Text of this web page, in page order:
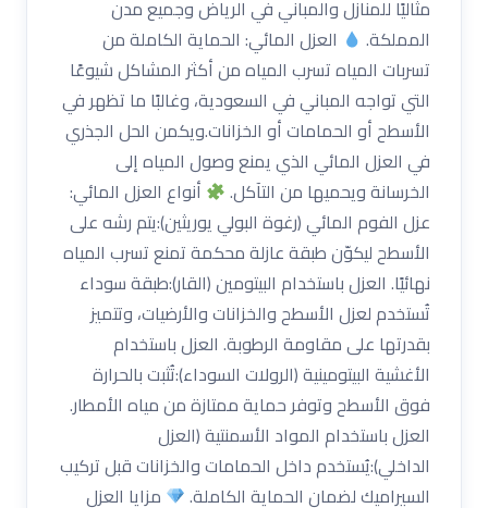
مثاليًا للمنازل والمباني في الرياض وجميع مدن
المملكة.
العزل المائي: الحماية الكاملة من
تسربات المياه تسرب المياه من أكثر المشاكل شيوعًا
التي تواجه المباني في السعودية، وغالبًا ما تظهر في
الأسطح أو الحمامات أو الخزانات.ويكمن الحل الجذري
في العزل المائي الذي يمنع وصول المياه إلى
الخرسانة ويحميها من التآكل.
أنواع العزل المائي:
عزل الفوم المائي (رغوة البولي يوريثين):يتم رشه على
الأسطح ليكوّن طبقة عازلة محكمة تمنع تسرب المياه
نهائيًا. العزل باستخدام البيتومين (القار):طبقة سوداء
تُستخدم لعزل الأسطح والخزانات والأرضيات، وتتميز
بقدرتها على مقاومة الرطوبة. العزل باستخدام
الأغشية البيتومينية (الرولات السوداء):تُثبت بالحرارة
فوق الأسطح وتوفر حماية ممتازة من مياه الأمطار.
العزل باستخدام المواد الأسمنتية (العزل
الداخلي):يُستخدم داخل الحمامات والخزانات قبل تركيب
السيراميك لضمان الحماية الكاملة.
مزايا العزل